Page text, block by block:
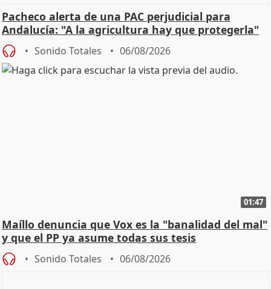
Pacheco alerta de una PAC perjudicial para
Andalucía: "A la agricultura hay que protegerla"
Sonido Totales 06/08/2026
01:47
Maíllo denuncia que Vox es la "banalidad del mal"
y que el PP ya asume todas sus tesis
Sonido Totales 06/08/2026